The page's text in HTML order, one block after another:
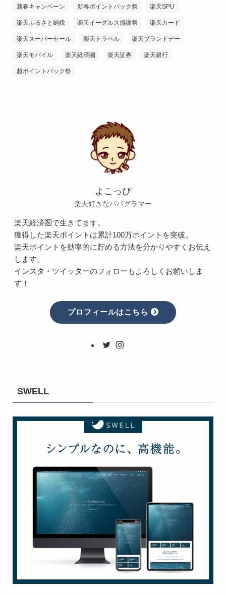
新春キャンペーン 新春ポイントバック祭 楽天SPU
楽天ふるさと納税 楽天イーグルス感謝祭 楽天カード
楽天スーパーセール 楽天トラベル 楽天ブランドデー
楽天モバイル 楽天経済圏 楽天証券 楽天銀行
超ポイントバック祭
よこっぴ
楽天好きなパパグラマー
楽天経済圏で生きてます。
獲得した楽天ポイントは累計100万ポイントを突破。
楽天ポイントを効率的に貯める方法を分かりやすくお伝え
します。
インスタ・ツイッターのフォローもよろしくお願いしま
す！
プロフィールはこちら
SWELL